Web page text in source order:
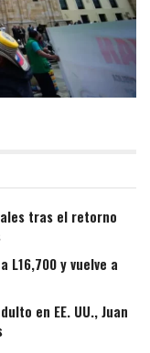
tras el retorno
L16,700 y vuelve a
en EE. UU., Juan